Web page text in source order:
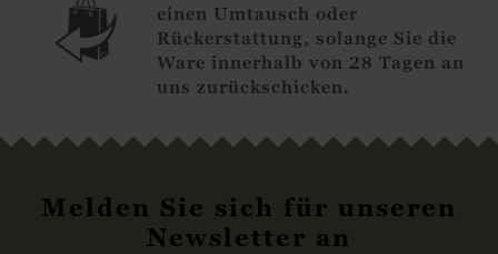
einen Umtausch oder
Rückerstattung, solange Sie die
Ware innerhalb von 28 Tagen an
uns zurückschicken.
Melden Sie sich für unseren
Newsletter an